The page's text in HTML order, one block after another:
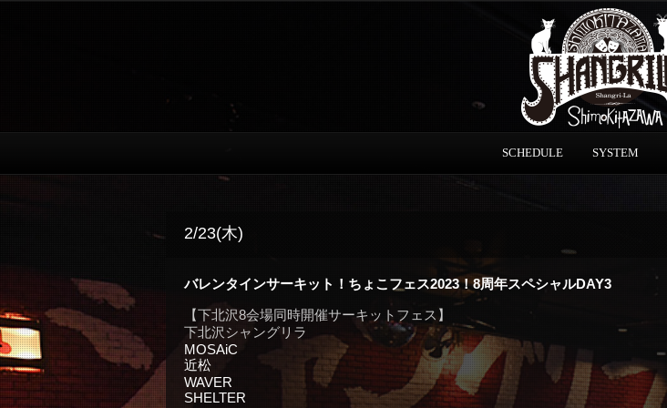
SCHEDULE SYSTEM
2/23(木)
バレンタインサーキット！ちょこフェス2023！8周年スペシャルDAY3
【下北沢8会場同時開催サーキットフェス】
下北沢シャングリラ
MOSAiC
近松
WAVER
SHELTER